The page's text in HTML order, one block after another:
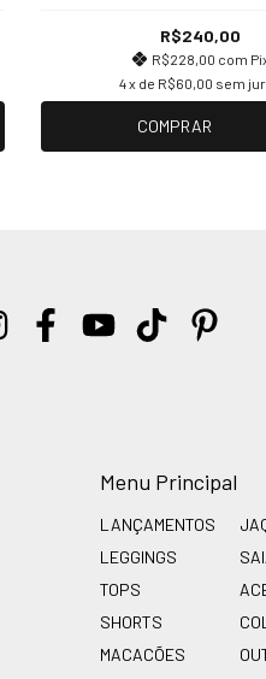
R$240,00
R$228,00 com
4x de R$60,00 sem
COMPRAR
Menu Principal
LANÇAMENTOS
LEGGINGS
TOPS
SHORTS
MACACÕES